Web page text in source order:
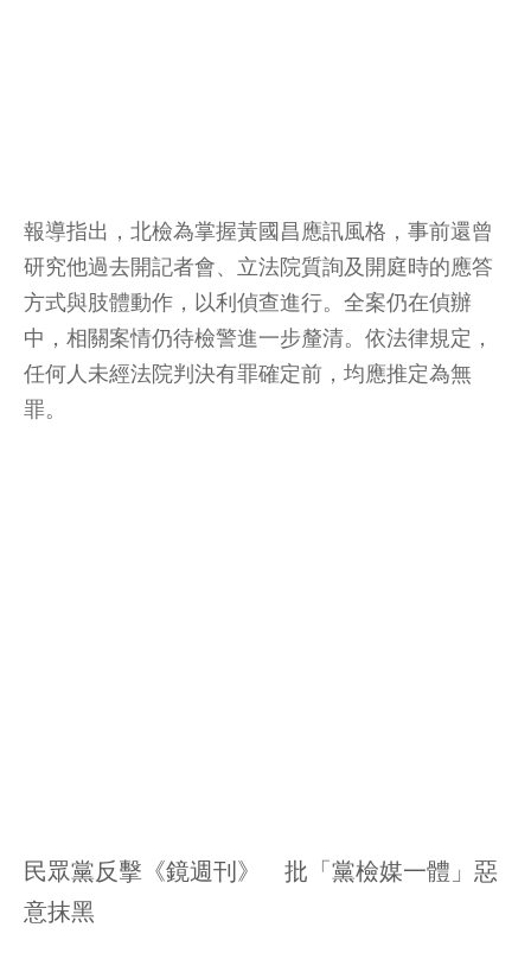
報導指出，北檢為掌握黃國昌應訊風格，事前還曾
研究他過去開記者會、立法院質詢及開庭時的應答
方式與肢體動作，以利偵查進行。全案仍在偵辦
中，相關案情仍待檢警進一步釐清。依法律規定，
任何人未經法院判決有罪確定前，均應推定為無
罪。
民眾黨反擊《鏡週刊》 批「黨檢媒一體」惡
意抹黑